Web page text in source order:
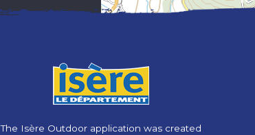
The Isère Outdoor application was created